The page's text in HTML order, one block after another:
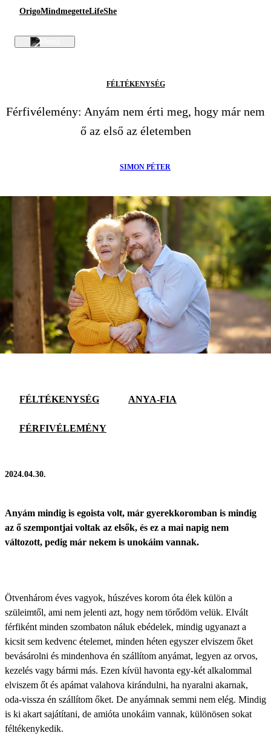
OrigoMindmegetteLifeShe
FÉLTÉKENYSÉG
Férfivélemény: Anyám nem érti meg, hogy már nem
ő az első az életemben
SIMON PÉTER
FÉLTÉKENYSÉG ANYA-FIA
FÉRFIVÉLEMÉNY
2024.04.30.
Anyám mindig is egoista volt, már gyerekkoromban is mindig
az ő szempontjai voltak az elsők, és ez a mai napig nem
változott, pedig már nekem is unokáim vannak.
Ötvenhárom éves vagyok, húszéves korom óta élek külön a
szüleimtől, ami nem jelenti azt, hogy nem törődöm velük. Elvált
férfiként minden szombaton náluk ebédelek, mindig ugyanazt a
kicsit sem kedvenc ételemet, minden héten egyszer elviszem őket
bevásárolni és mindenhova én szállítom anyámat, legyen az orvos,
kezelés vagy bármi más. Ezen kívül havonta egy-két alkalommal
elviszem őt és apámat valahova kirándulni, ha nyaralni akarnak,
oda-vissza én szállítom őket. De anyámnak semmi nem elég. Mindig
is ki akart sajátítani, de amióta unokáim vannak, különösen sokat
féltékenykedik.